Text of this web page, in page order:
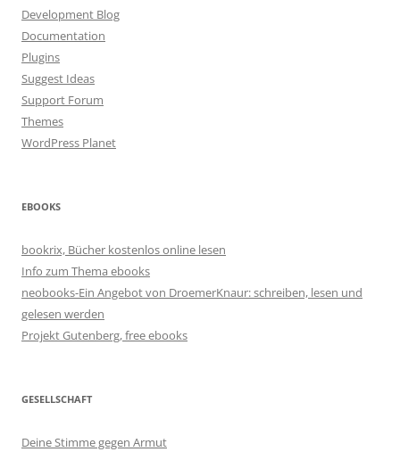
Development Blog
Documentation
Plugins
Suggest Ideas
Support Forum
Themes
WordPress Planet
EBOOKS
bookrix, Bücher kostenlos online lesen
Info zum Thema ebooks
neobooks-Ein Angebot von DroemerKnaur: schreiben, lesen und
gelesen werden
Projekt Gutenberg, free ebooks
GESELLSCHAFT
Deine Stimme gegen Armut